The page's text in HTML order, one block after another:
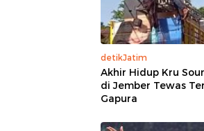
detikJatim
Akhir Hidup Kru
di Jember Tewas
Gapura